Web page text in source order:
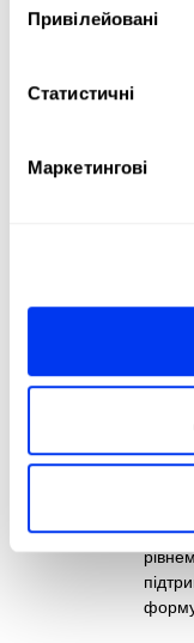
Привілейовані
Статистичні
Маркетингові
гри; він
його
для